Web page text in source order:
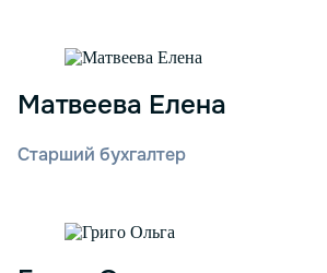
Матвеева Елена
Старший бухгалтер